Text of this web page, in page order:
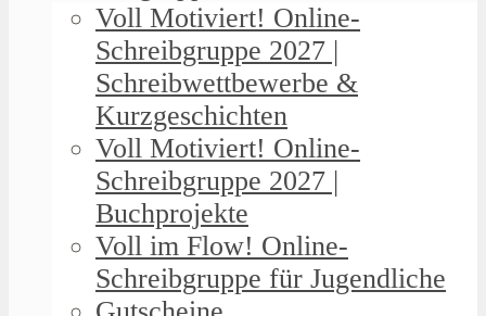
Voll Motiviert! Online-
Schreibgruppe 2027 |
Schreibwettbewerbe &
Kurzgeschichten
Voll Motiviert! Online-
Schreibgruppe 2027 |
Buchprojekte
Voll im Flow! Online-
Schreibgruppe für Jugendliche